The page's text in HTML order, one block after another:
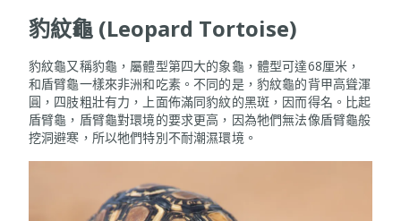
豹紋龜 (Leopard Tortoise)
豹紋龜又稱豹龜，屬體型第四大的象龜，體型可達68厘米，
和盾臂龜一樣來非洲和吃素。不同的是，豹紋龜的背甲高聳渾
圓，四肢粗壯有力，上面佈滿同豹紋的黑斑，因而得名。比起
盾臂龜，盾臂龜對環境的要求更高，因為牠們無法像盾臂龜般
挖洞避寒，所以牠們特別不耐潮濕環境。